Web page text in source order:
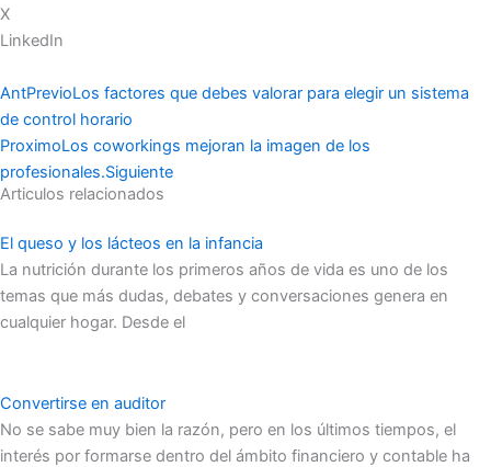
X
LinkedIn
AntPrevioLos factores que debes valorar para elegir un sistema
de control horario
ProximoLos coworkings mejoran la imagen de los
profesionales.Siguiente
Articulos relacionados
El queso y los lácteos en la infancia
La nutrición durante los primeros años de vida es uno de los
temas que más dudas, debates y conversaciones genera en
cualquier hogar. Desde el
Convertirse en auditor
No se sabe muy bien la razón, pero en los últimos tiempos, el
interés por formarse dentro del ámbito financiero y contable ha